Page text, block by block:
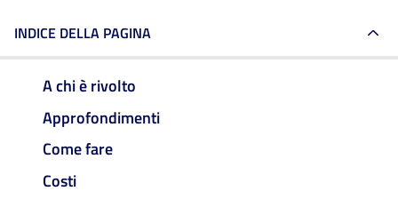
INDICE DELLA PAGINA
A chi è rivolto
Approfondimenti
Come fare
Costi